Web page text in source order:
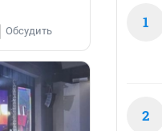
Обсудить 1
2